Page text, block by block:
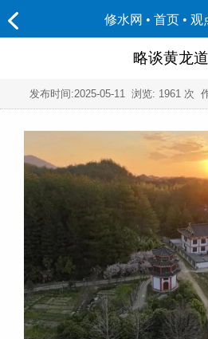
修水网 • 首页 • 观
略谈黄龙
发布时间:2025-05-11 浏览: 1961 次